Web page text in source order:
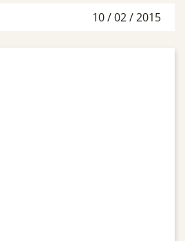
10 / 02 / 2015